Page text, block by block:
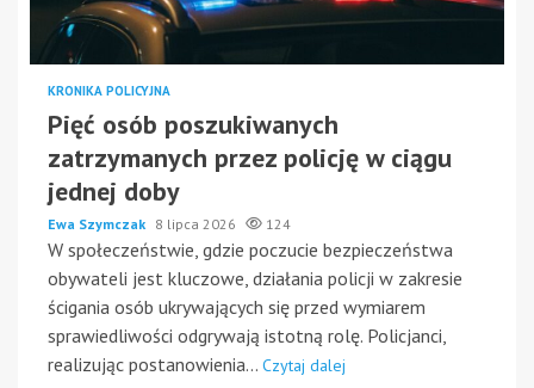
KRONIKA POLICYJNA
Pięć osób poszukiwanych
zatrzymanych przez policję w ciągu
jednej doby
Ewa Szymczak 8 lipca 2026 124
W społeczeństwie, gdzie poczucie bezpieczeństwa
obywateli jest kluczowe, działania policji w zakresie
ścigania osób ukrywających się przed wymiarem
sprawiedliwości odgrywają istotną rolę. Policjanci,
realizując postanowienia... Czytaj dalej